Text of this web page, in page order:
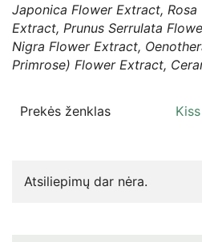
Japonica Flower Extract,
Extract, Prunus Serrulata
Nigra Flower Extract,
Primrose) Flower Extract,
Prekės ženklas
Atsiliepimų dar nėra.